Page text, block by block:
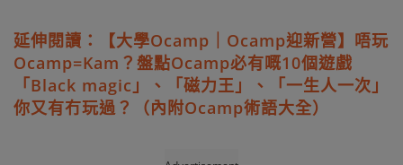
延伸閱讀：【大學Ocamp｜Ocamp迎新營】唔玩
Ocamp=Kam？盤點Ocamp必有嘅10個遊戲
「Black magic」、「磁力王」、「一生人一次」
你又有冇玩過？（內附Ocamp術語大全）